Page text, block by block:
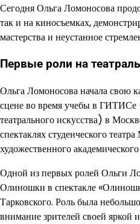
Сегодня Ольга Ломоносова
так и на киносъемках,
мастерства и неустанное
Первые роли на
Ольга Ломоносова начала свою
сцене во время учебы в ГИТИСе
театрального искусства) в
спектаклях студенческого
художественного
Одной из первых ролей Ольги
Олиношки в спектакле
Тарковского. Роль была
внимание зрителей своей яркой